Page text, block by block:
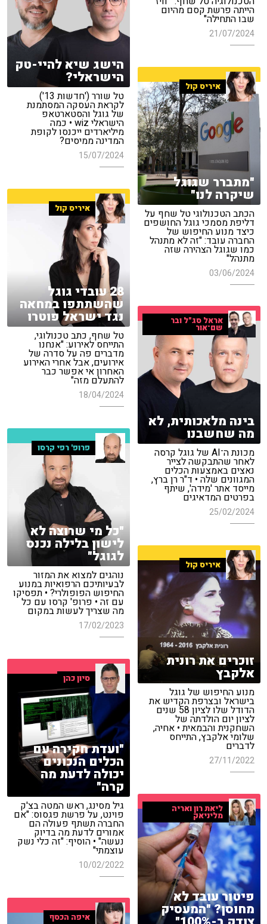
הייתה פרשת קסם מהיום
שבו התחילה"
21/07/2024
הישג שיא להיי-טק
הישראלי?
טל שורר ('חדשות 13')
לקראת העסקה המסתמנת
של גוגל והסטארטאפ
הישראלי wiz • כמה
מיליארדים ייכנסו לקופת
המדינה ממיסים?
15/07/2024
איריס קול
"מתברר שגוגל
שיקרה לנו"
הכתב הטכנולוגי טל שחף על
דליפת מסמכי גוגל החושפים
כיצד מנוע החיפוש של
החברה עובד: "זה לא מתנהל
כמו שגוגל הצהירה שזה
מתנהל"
03/06/2024
איריס קול
28 עובדי גוגל
שהשתתפו במחאה
נגד ישראל פוטרו
טל שחף, כתב טכנולוגי,
התייחס לאירוע: "אנחנו
מדברים פה על סדרה של
אירועים, אבל אחרי האירוע
האחרון אי אפשר כבר
להתעלם מזה"
18/04/2024
אראל סג"ל ובר
שם־אור
בינה מלאכותית, לא
מה שחשבנו
מכונת ה־AI של גוגל קרסה
לאחר שהתבקשה לצייר
נאצים באמצעות הכלים
המגוונים שלה • ד"ר רן ברץ,
מייסד אתר 'מידה', שיתף
בפרטים המדאיגים
25/02/2024
פרופ' רפי קרסו
"כל מי שרוצה לא
לישון בלילה נכנס
לגוגל"
נוהגים למצוא את המזור
לבעיותיכם הרפואיות במנוע
החיפוש הפופולרי? • תפסיקו
עם זה • פרופ' קרסו עם כל
מה שצריך לעשות במקום
17/02/2023
איריס קול
זוכרים את רונית
אלקבץ
מנוע החיפוש של גוגל
בישראל ובצרפת הקדיש את
הדודל שלו לציון 58 שנים
לציון יום הולדתה של
השחקנית והבמאית • אחיה,
שלומי אלקבץ, התייחס
לדברים
27/11/2022
סיון כהן
"ועדת חקירה עם
הכלים הנכונים
יכולה לדעת מה
קרה"
גיל מסינג, ראש המטה בצ'ק
פוינט, על פרשת פגסוס: "אם
החברה תשתף פעולה הם
אמורים לדעת מה בדיוק
נעשה" • הוסיף: "זה כלי נשק
עוצמתי"
10/02/2022
ליאת רון ואריה
מליניאק
פיטור עובד לא
מחוסן? "המעסיק איפה הכסף